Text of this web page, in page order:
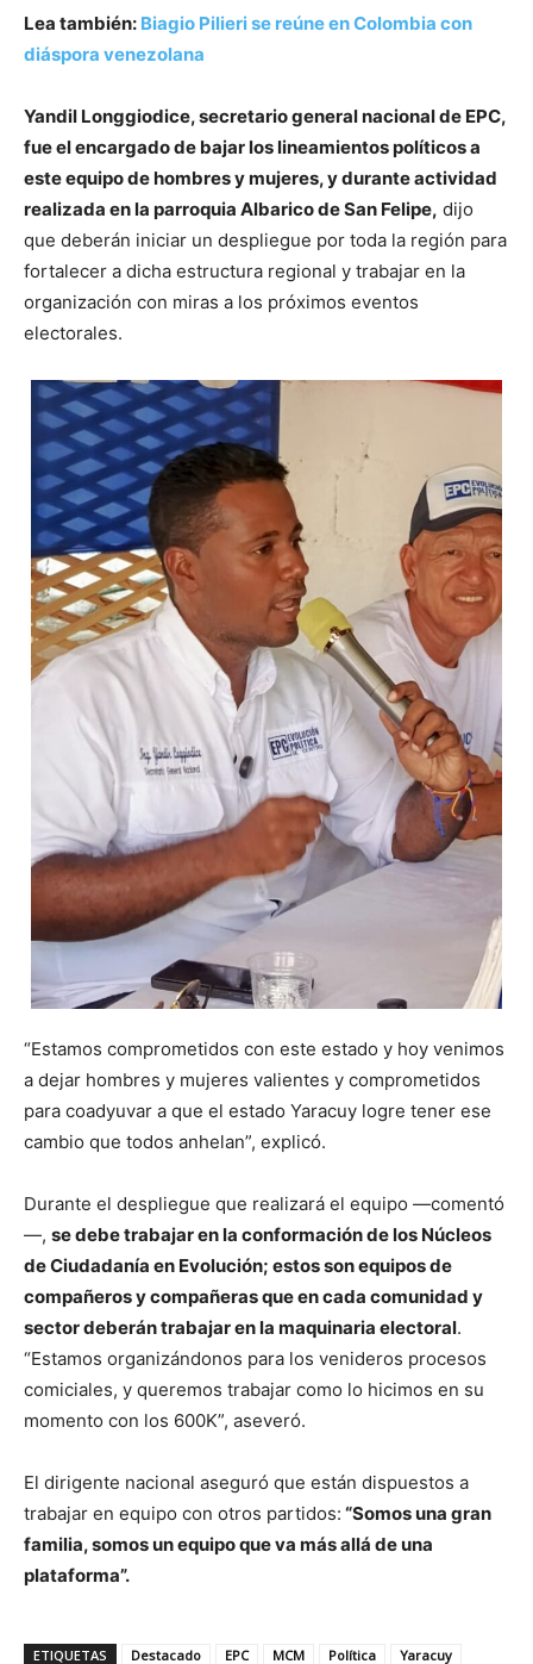
Lea también: Biagio Pilieri se reúne en Colombia con
diáspora venezolana
Yandil Longgiodice, secretario general nacional de EPC,
fue el encargado de bajar los lineamientos políticos a
este equipo de hombres y mujeres, y durante actividad
realizada en la parroquia Albarico de San Felipe, dijo
que deberán iniciar un despliegue por toda la región para
fortalecer a dicha estructura regional y trabajar en la
organización con miras a los próximos eventos
electorales.
“Estamos comprometidos con este estado y hoy venimos
a dejar hombres y mujeres valientes y comprometidos
para coadyuvar a que el estado Yaracuy logre tener ese
cambio que todos anhelan”, explicó.
Durante el despliegue que realizará el equipo —comentó
—, se debe trabajar en la conformación de los Núcleos
de Ciudadanía en Evolución; estos son equipos de
compañeros y compañeras que en cada comunidad y
sector deberán trabajar en la maquinaria electoral.
“Estamos organizándonos para los venideros procesos
comiciales, y queremos trabajar como lo hicimos en su
momento con los 600K”, aseveró.
El dirigente nacional aseguró que están dispuestos a
trabajar en equipo con otros partidos: “Somos una gran
familia, somos un equipo que va más allá de una
plataforma”.
ETIQUETAS Destacado EPC MCM Política Yaracuy